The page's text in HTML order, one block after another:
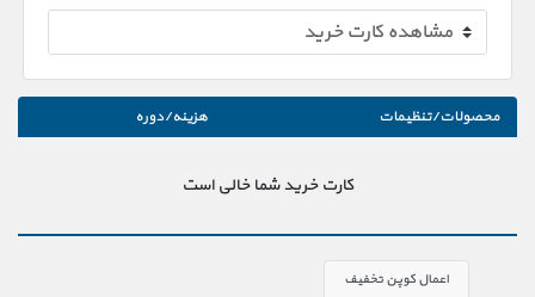
محصولات/تنظیمات هزینه/دوره
کارت خرید شما خالی است
اعمال کوپن تخفیف